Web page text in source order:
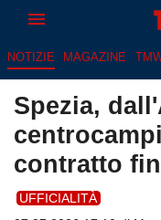
NOTIZIE MAGAZINE
Spezia,
contratto
UFFICIALITÀ